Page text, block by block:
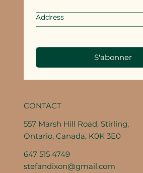
Address
S'abonner
CONTACT
557 Marsh Hill Road, Stirling,
Ontario, Canada, K0K 3E0
647 515 4749
stefandixon@gmail.com